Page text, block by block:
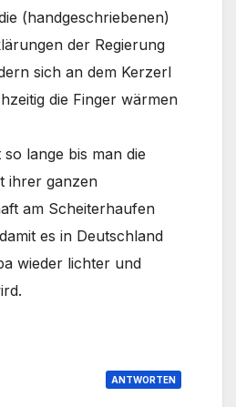
(handgeschriebenen)
der Regierung
sich an dem Kerzerl
die Finger wärmen
so lange bis man die
ihrer ganzen
am Scheiterhaufen
es in Deutschland
wieder lichter und
ANTWORTEN